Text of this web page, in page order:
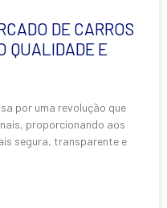
DE CARROS
QUALIDADE E
por uma revolução que
proporcionando aos
segura, transparente e